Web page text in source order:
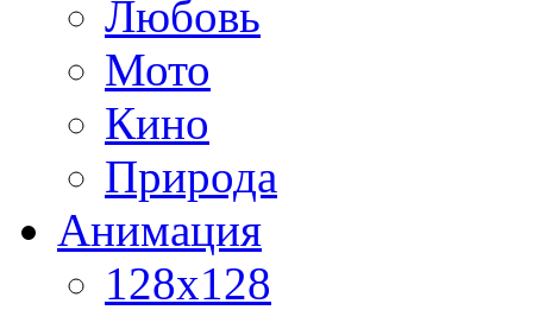
Любовь
Мото
Кино
Природа
Анимация
128x128